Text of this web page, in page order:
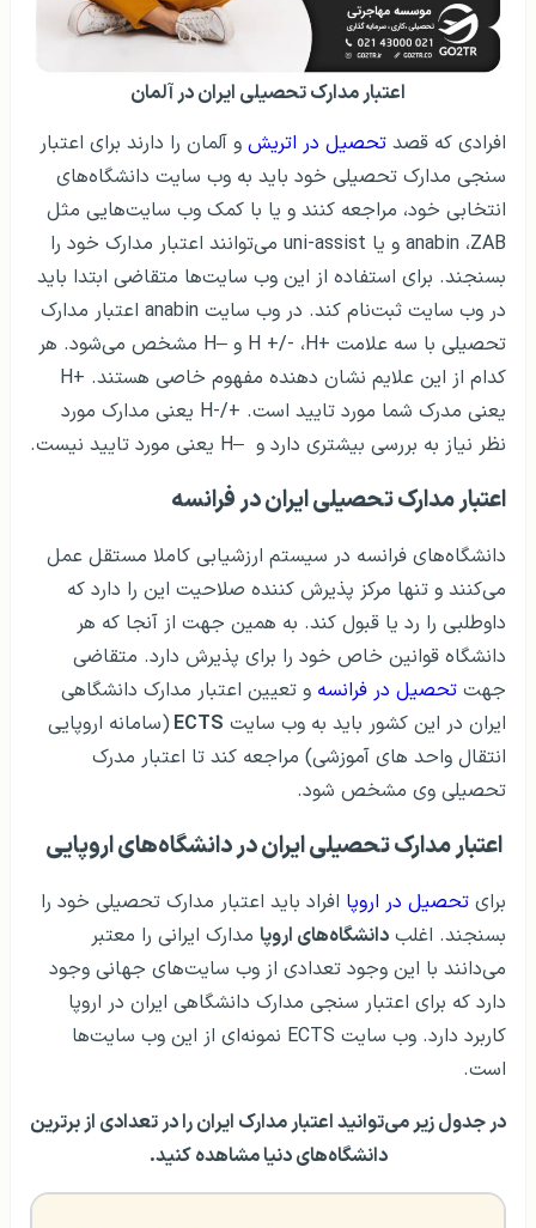
اعتبار مدارک تحصیلی ایران در آلمان
افرادی که قصد تحصیل در اتریش و آلمان را دارند برای اعتبار
سنجی مدارک تحصیلی خود باید به وب سایت دانشگاه‌های
انتخابی خود، مراجعه کنند و یا با کمک وب سایت‌هایی مثل
anabin ،ZAB و یا uni-assist می‌توانند اعتبار مدارک خود را
بسنجند. برای استفاده از این وب سایت‌ها متقاضی ابتدا باید
در وب سایت ثبت‌نام کند. در وب سایت anabin اعتبار مدارک
تحصیلی با سه علامت +H +/- ،H و –H مشخص می‌شود. هر
کدام از این علایم نشان دهنده مفهوم خاصی هستند. +H
یعنی مدرک شما مورد تایید است. +/-H یعنی مدارک مورد
نظر نیاز به بررسی بیشتری دارد و –H یعنی مورد تایید نیست.
اعتبار مدارک تحصیلی ایران در فرانسه
دانشگاه‌های فرانسه در سیستم ارزشیابی کاملا مستقل عمل
می‌کنند و تنها مرکز پذیرش کننده صلاحیت این را دارد که
داوطلبی را رد یا قبول کند. به همین جهت از آنجا که هر
دانشگاه قوانین خاص خود را برای پذیرش دارد. متقاضی
جهت تحصیل در فرانسه و تعیین اعتبار مدارک دانشگاهی
ایران در این کشور باید به وب سایت ECTS (سامانه اروپایی
انتقال واحد های آموزشی)‌ مراجعه کند تا اعتبار مدرک
تحصیلی وی مشخص شود.
اعتبار مدارک تحصیلی ایران در دانشگاه‌های اروپایی
برای تحصیل در اروپا افراد باید اعتبار مدارک تحصیلی خود را
بسنجند. اغلب دانشگاه‌های اروپا مدارک ایرانی را معتبر
می‌دانند با این وجود تعدادی از وب سایت‌های جهانی وجود
دارد که برای اعتبار سنجی مدارک دانشگاهی ایران در اروپا
کاربرد دارد. وب سایت‌ ECTS نمونه‌ای از این وب سایت‌ها
است.
در جدول زیر می‌توانید اعتبار مدارک ایران را در تعدادی از برترین
دانشگاه‌های دنیا مشاهده کنید.